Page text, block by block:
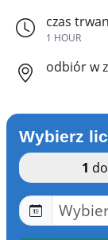
czas
1 HOUR
odbiór w
Wybierz
1